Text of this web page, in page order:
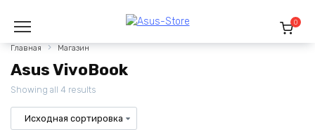
содержанию
0
Главная Магазин
Asus VivoBook
Showing all 4 results